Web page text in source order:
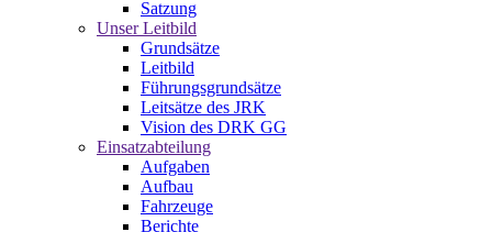
Satzung
Unser Leitbild
Grundsätze
Leitbild
Führungsgrundsätze
Leitsätze des JRK
Vision des DRK GG
Einsatzabteilung
Aufgaben
Aufbau
Fahrzeuge
Berichte